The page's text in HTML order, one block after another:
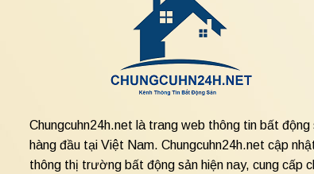
Chungcuhn24h.net là trang web thông tin bất động
hàng đầu tại Việt Nam. Chungcuhn24h.net cập
thông thị trường bất động sản hiện nay, cung cấp